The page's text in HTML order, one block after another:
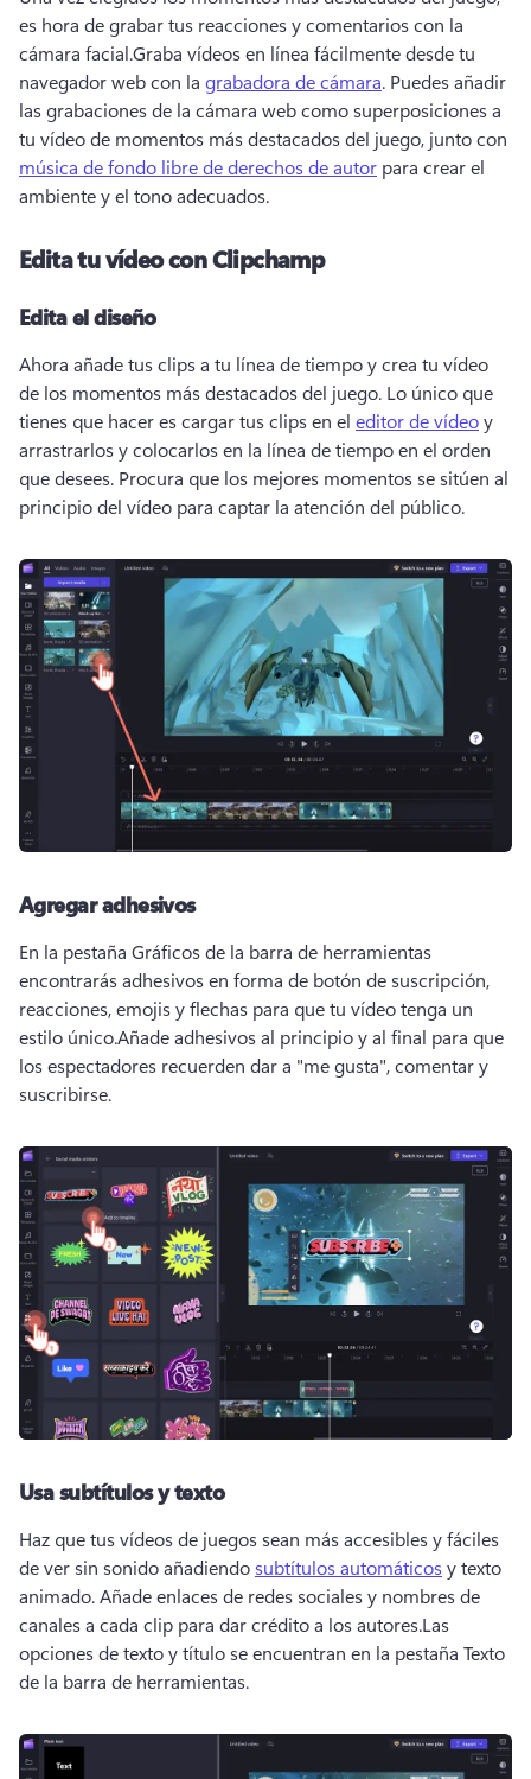
es hora de grabar tus reacciones y comentarios con la
cámara facial.Graba vídeos en línea fácilmente desde tu
navegador web con la grabadora de cámara. Puedes añadir
las grabaciones de la cámara web como superposiciones a
tu vídeo de momentos más destacados del juego, junto con
música de fondo libre de derechos de autor para crear el
ambiente y el tono adecuados.
Edita tu vídeo con Clipchamp
Edita el diseño
Ahora añade tus clips a tu línea de tiempo y crea tu vídeo
de los momentos más destacados del juego. Lo único que
tienes que hacer es cargar tus clips en el editor de vídeo y
arrastrarlos y colocarlos en la línea de tiempo en el orden
que desees. Procura que los mejores momentos se sitúen al
principio del vídeo para captar la atención del público.
Agregar adhesivos
En la pestaña Gráficos de la barra de herramientas
encontrarás adhesivos en forma de botón de suscripción,
reacciones, emojis y flechas para que tu vídeo tenga un
estilo único.Añade adhesivos al principio y al final para que
los espectadores recuerden dar a "me gusta", comentar y
suscribirse.
Usa subtítulos y texto
Haz que tus vídeos de juegos sean más accesibles y fáciles
de ver sin sonido añadiendo subtítulos automáticos y texto
animado. Añade enlaces de redes sociales y nombres de
canales a cada clip para dar crédito a los autores.Las
opciones de texto y título se encuentran en la pestaña Texto
de la barra de herramientas.